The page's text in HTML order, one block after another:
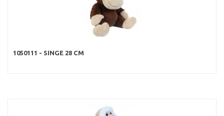
1050111 - SINGE 28 CM